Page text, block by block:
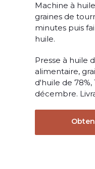
Machine à
graines de
minutes puis
huile.
Presse à huile
alimentaire,
d'huile de
décembre.